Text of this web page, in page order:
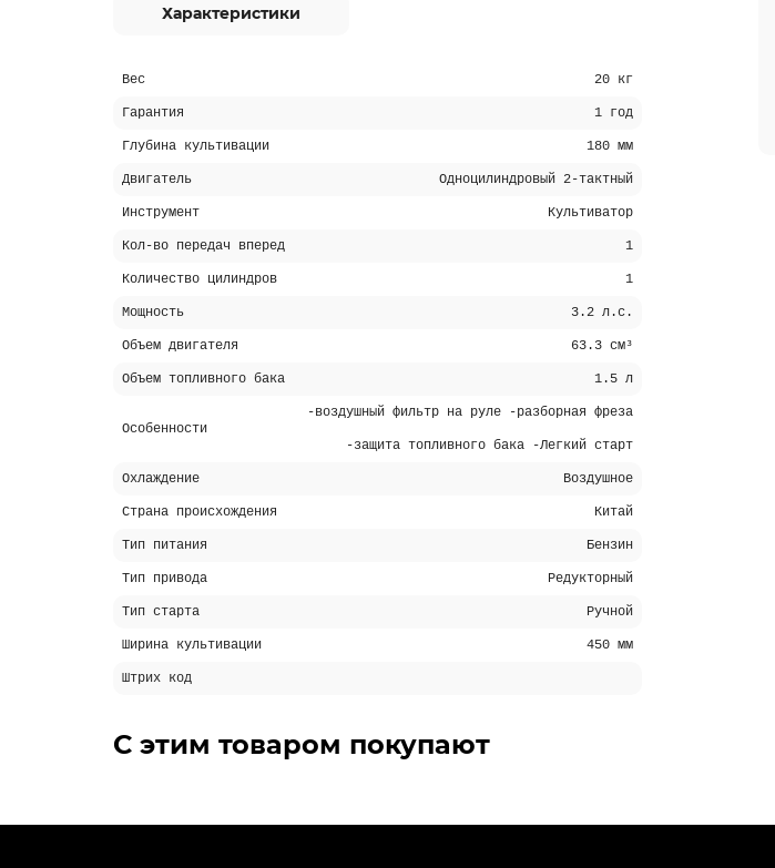
Характеристики
Вес 20 кг
Гарантия 1 год
Глубина культивации 180 мм
Двигатель Одноцилиндровый 2-тактный
Инструмент Культиватор
Кол-во передач вперед 1
Количество цилиндров 1
Мощность 3.2 л.с.
Объем двигателя 63.3 см³
Объем топливного бака 1.5 л
Особенности
-воздушный фильтр на руле -разборная фреза
-защита топливного бака -Легкий старт
Охлаждение Воздушное
Страна происхождения Китай
Тип питания Бензин
Тип привода Редукторный
Тип старта Ручной
Ширина культивации 450 мм
Штрих код